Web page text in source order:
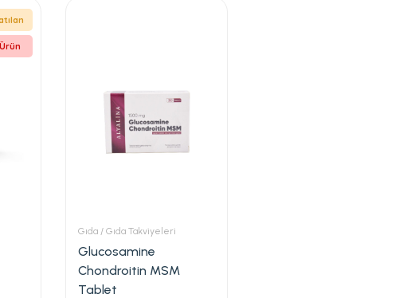
Gıda / Gıda Takviyeleri
Glucosamine
Chondroitin MSM
Tablet